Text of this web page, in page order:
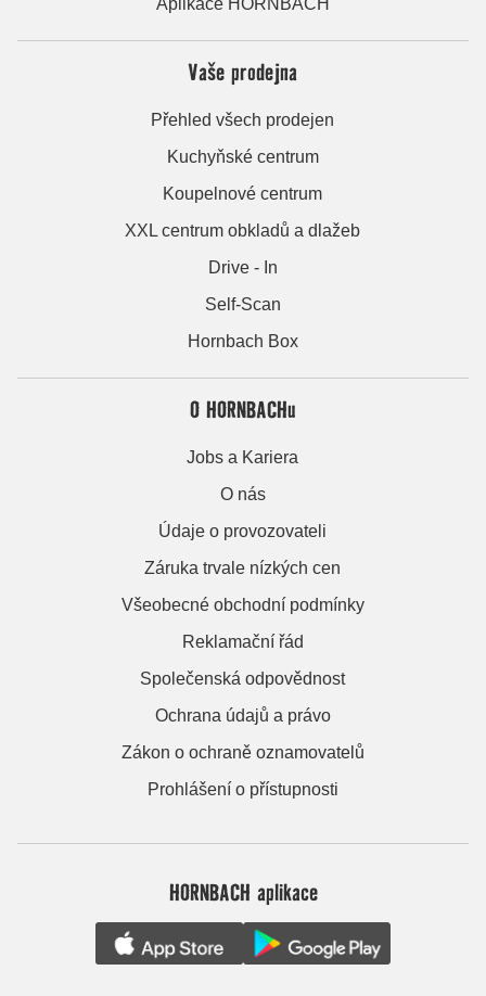
Vaše prodejna
Přehled všech prodejen
Kuchyňské centrum
Koupelnové centrum
XXL centrum obkladů a dlažeb
Drive - In
Self-Scan
Hornbach Box
O HORNBACHu
Jobs a Kariera
O nás
Údaje o provozovateli
Záruka trvale nízkých cen
Všeobecné obchodní podmínky
Reklamační řád
Společenská odpovědnost
Ochrana údajů a právo
Zákon o ochraně oznamovatelů
Prohlášení o přístupnosti
HORNBACH aplikace